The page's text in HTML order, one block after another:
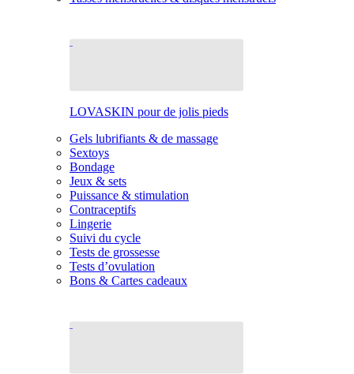
LOVASKIN pour de jolis pieds
Gels lubrifiants & de massage
Sextoys
Bondage
Jeux & sets
Puissance & stimulation
Contraceptifs
Lingerie
Suivi du cycle
Tests de grossesse
Tests d’ovulation
Bons & Cartes cadeaux